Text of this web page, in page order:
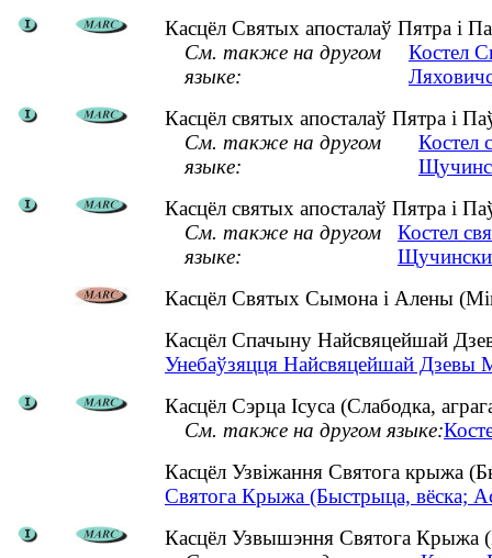
Касцёл Святых апосталаў Пятра і
См. также на другом
языке:
Костел
Касцёл святых апосталаў Пятра і
См. также на другом
языке:
Костел
Касцёл святых апосталаў Пятра і
См. также на другом
языке:
Костел
Касцёл Святых Сымона і Алены
Касцёл Спачыну Найсвяцейшай
Унебаўзяцця Найсвяцейшай Дзевы
Касцёл Сэрца Ісуса (Слабодка,
См. также на другом языке:
Касцёл Узвіжання Святога крыжа
Святога Крыжа (Быстрыца, вёска;
Касцёл Узвышэння Святога Крыжа